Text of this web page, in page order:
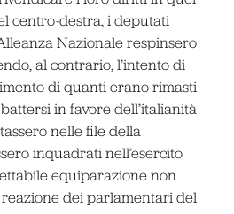
centro-destra, i deputati
Nazionale respinsero
al contrario, l’intento di
di quanti erano rimasti
in favore dell’italianità
nelle file della
inquadrati nell’esercito
equiparazione non
dei parlamentari del